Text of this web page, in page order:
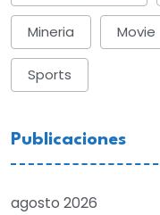
Mineria Movie
Sports
Publicaciones
agosto 2026